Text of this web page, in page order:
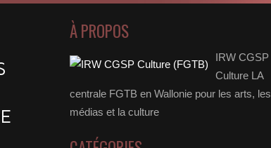
À PROPOS
IRW CGSP
Culture LA
centrale FGTB en Wallonie pour les arts, les
médias et la culture